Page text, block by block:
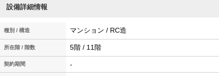
設備詳細情報
種別 / 構造 マンション / RC造
所在階 / 階数 5階 / 11階
契約期間 -